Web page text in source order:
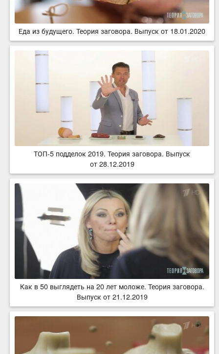
Еда из будущего. Теория заговора. Выпуск от 18.01.2020
ТОП-5 подделок 2019. Теория заговора. Выпуск
от 28.12.2019
Как в 50 выглядеть на 20 лет моложе. Теория заговора.
Выпуск от 21.12.2019